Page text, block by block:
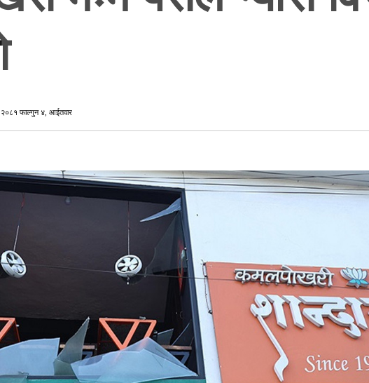
२०८१ फाल्गुन ४, आईतवार